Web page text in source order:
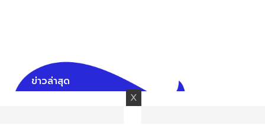
ข่าวล่าสุด